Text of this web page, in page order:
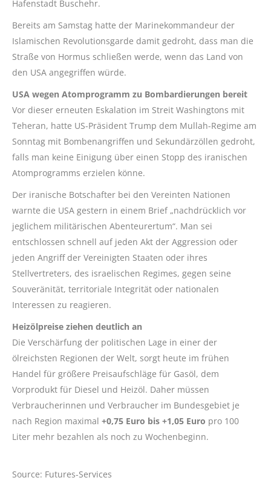
Hafenstadt Buschehr.
Bereits am Samstag hatte der Marinekommandeur der
Islamischen Revolutionsgarde damit gedroht, dass man die
Straße von Hormus schließen werde, wenn das Land von
den USA angegriffen würde.
USA wegen Atomprogramm zu Bombardierungen bereit
Vor dieser erneuten Eskalation im Streit Washingtons mit
Teheran, hatte US-Präsident Trump dem Mullah-Regime am
Sonntag mit Bombenangriffen und Sekundärzöllen gedroht,
falls man keine Einigung über einen Stopp des iranischen
Atomprogramms erzielen könne.
Der iranische Botschafter bei den Vereinten Nationen
warnte die USA gestern in einem Brief „nachdrücklich vor
jeglichem militärischen Abenteurertum“. Man sei
entschlossen schnell auf jeden Akt der Aggression oder
jeden Angriff der Vereinigten Staaten oder ihres
Stellvertreters, des israelischen Regimes, gegen seine
Souveränität, territoriale Integrität oder nationalen
Interessen zu reagieren.
Heizölpreise ziehen deutlich an
Die Verschärfung der politischen Lage in einer der
ölreichsten Regionen der Welt, sorgt heute im frühen
Handel für größere Preisaufschläge für Gasöl, dem
Vorprodukt für Diesel und Heizöl. Daher müssen
Verbraucherinnen und Verbraucher im Bundesgebiet je
nach Region maximal +0,75 Euro bis +1,05 Euro pro 100
Liter mehr bezahlen als noch zu Wochenbeginn.
Source: Futures-Services